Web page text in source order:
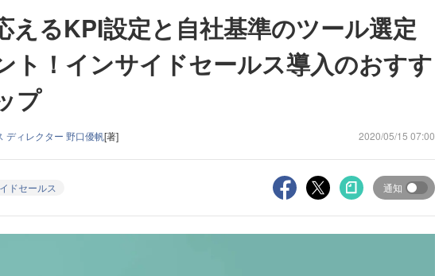
えるKPI設定と自社基準のツール選定
ト！インサイドセールス導入のおすす
プ
ディレクター 野口優帆[著] 2020/05/15 07:00
ドセールス 通知